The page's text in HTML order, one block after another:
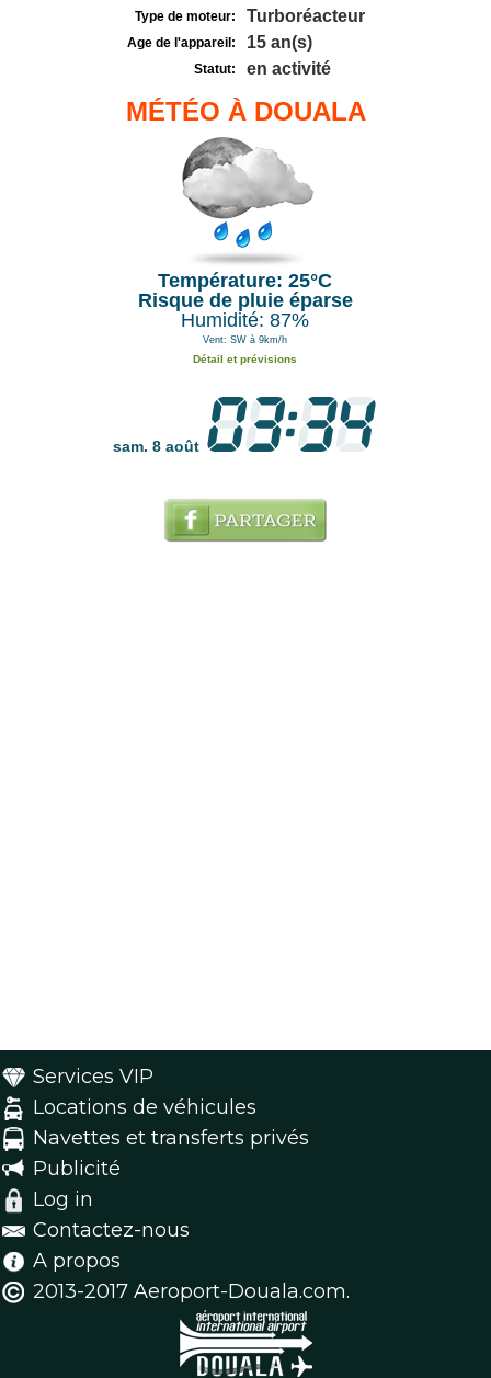
Type de moteur: Turboréacteur
Age de l'appareil: 15 an(s)
Statut: en activité
MÉTÉO À DOUALA
Température: 25°C
Risque de pluie éparse
Humidité: 87%
Vent: SW à 9km/h
Détail et prévisions
sam. 8 août
Services VIP
Locations de véhicules
Navettes et transferts privés
Publicité
Log in
Contactez-nous
A propos
2013-2017 Aeroport-Douala.com.